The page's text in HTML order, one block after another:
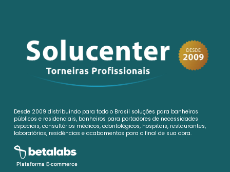
Desde 2009 distribuindo para todo o Brasil soluções para banheiros
públicos e residenciais, banheiros para portadores de necessidades
especiais, consultórios médicos, odontológicos, hospitais, restaurantes,
laboratórios, residências e acabamentos para o final de sua obra.